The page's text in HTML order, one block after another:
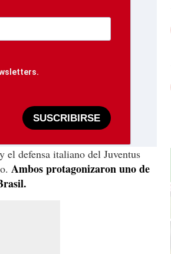
SUSCRIBIRSE
el defensa italiano del Juventus
Ambos protagonizaron uno de